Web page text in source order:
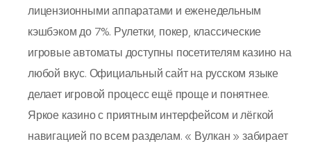
лицензионными аппаратами и еженедельным
кэшбэком до 7%. Рулетки, покер, классические
игровые автоматы доступны посетителям казино на
любой вкус. Официальный сайт на русском языке
делает игровой процесс ещё проще и понятнее.
Яркое казино с приятным интерфейсом и лёгкой
навигацией по всем разделам. « Вулкан » забирает